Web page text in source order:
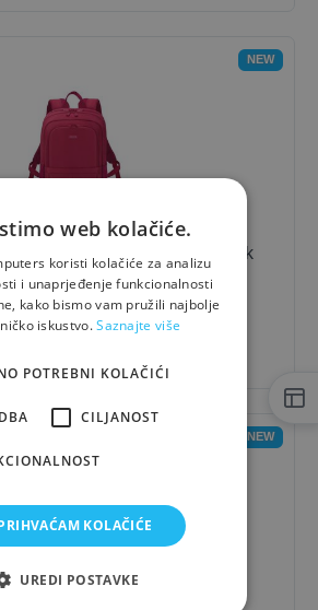
NEW
Dicota Dicota Eco Backpack
SCALE 13-15.6 RED
43,99 € - 10%
NEW
web kolačiće.
koristi kolačiće za analizu
i unaprjeđenje funkcionalnosti
kako bismo vam pružili najbolje
iskustvo.Saznajte više
POTREBNI KOLAČIĆI
CILJANOST
KOLAČIĆE
UREDI POSTAVKE